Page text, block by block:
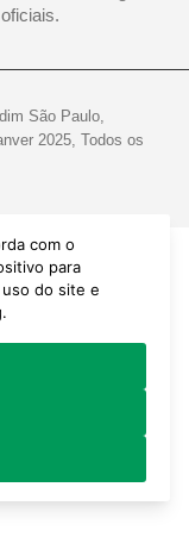
São Paulo,
2025, Todos os
com o
para
do site e